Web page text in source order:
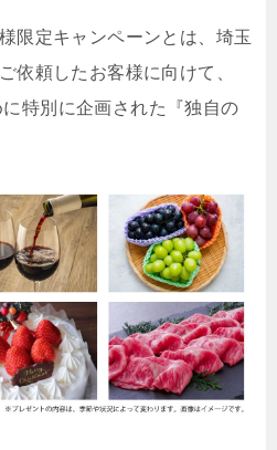
限定キャンペーンとは、埼玉
依頼したお客様に向けて、
に特別に企画された『独自の